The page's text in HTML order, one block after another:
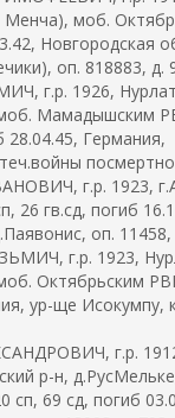
Менча), моб.
Новгородская
оп. 818883, д.
г.р. 1926,
Мамадышским
28.04.45, Германия,
г.р. 1923,
26 гв.сд, погиб
оп. 11458,
г.р. 1923,
Октябрьским
ур-ще Исокумпу,
г.р.
р-н,
сп, 69 сд, погиб